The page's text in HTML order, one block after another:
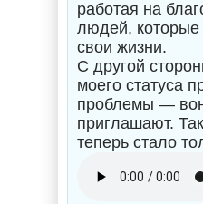
работая на
людей,
свои жизни.
С другой
моего статуса
проблемы —
приглашают.
теперь стало